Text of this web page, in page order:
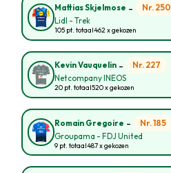
Mattias Skjelmose - Nr. 250
Lidl - Trek
105 pt. totaal462 x gekozen
Kevin Vauquelin - Nr. 227
Netcompany INEOS
20 pt. totaal520 x gekozen
Romain Gregoire - Nr. 185
Groupama - FDJ United
9 pt. totaal487 x gekozen